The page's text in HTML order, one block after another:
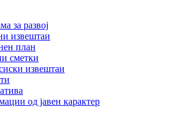
за развој
извештаи
план
сметки
извештаи
од јавен карактер